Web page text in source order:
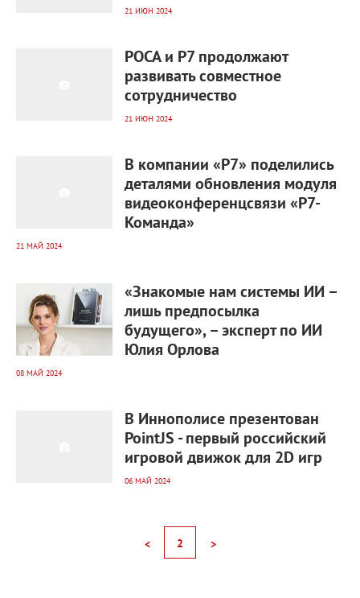
21 ИЮН 2024
РОСА и Р7 продолжают
развивать совместное
сотрудничество
21 ИЮН 2024
В компании «Р7» поделились
деталями обновления модуля
видеоконференцсвязи «Р7-
Команда»
21 МАЙ 2024
«Знакомые нам системы ИИ –
лишь предпосылка
будущего», – эксперт по ИИ
Юлия Орлова
08 МАЙ 2024
В Иннополисе презентован
PointJS - первый российский
игровой движок для 2D игр
06 МАЙ 2024
< 2 >